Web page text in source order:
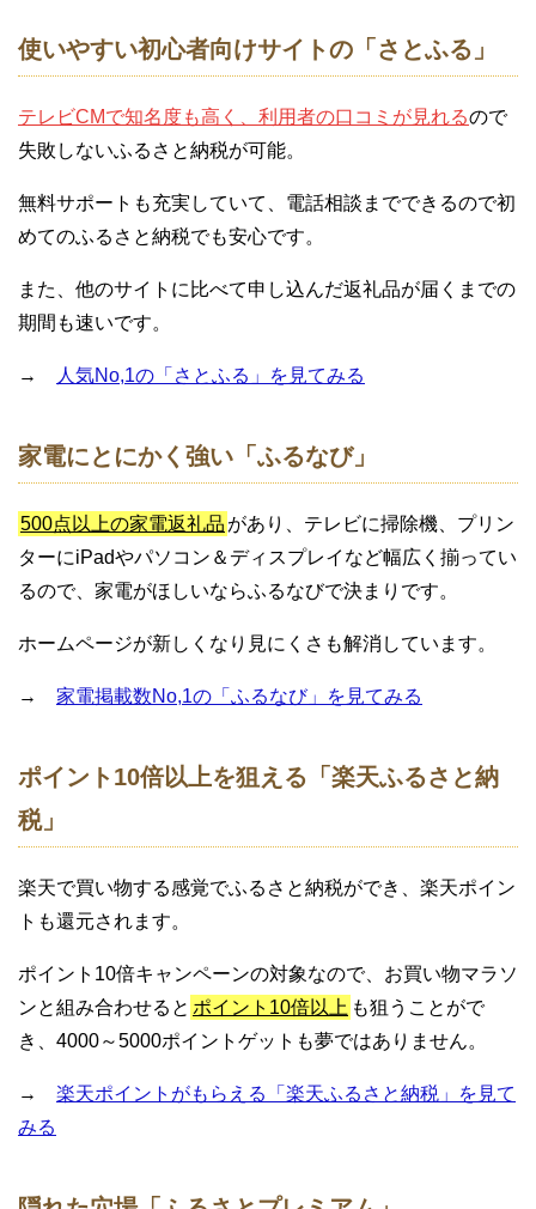
使いやすい初心者向けサイトの「さとふる」
テレビCMで知名度も高く、利用者の口コミが見れるので
失敗しないふるさと納税が可能。
無料サポートも充実していて、電話相談までできるので初
めてのふるさと納税でも安心です。
また、他のサイトに比べて申し込んだ返礼品が届くまでの
期間も速いです。
→ 人気No,1の「さとふる」を見てみる
家電にとにかく強い「ふるなび」
500点以上の家電返礼品 があり、テレビに掃除機、プリン
ターにiPadやパソコン＆ディスプレイなど幅広く揃ってい
るので、家電がほしいならふるなびで決まりです。
ホームページが新しくなり見にくさも解消しています。
→ 家電掲載数No,1の「ふるなび」を見てみる
ポイント10倍以上を狙える「楽天ふるさと納
税」
楽天で買い物する感覚でふるさと納税ができ、楽天ポイン
トも還元されます。
ポイント10倍キャンペーンの対象なので、お買い物マラソ
ンと組み合わせると ポイント10倍以上 も狙うことがで
き、4000～5000ポイントゲットも夢ではありません。
→ 楽天ポイントがもらえる「楽天ふるさと納税」を見て
みる